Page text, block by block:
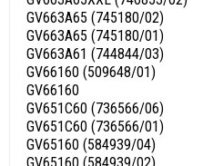
GV663A65 (745180/02)
GV663A65 (745180/01)
GV663A61 (744844/03)
GV66160 (509648/01)
GV66160
GV651C60 (736566/06)
GV651C60 (736566/01)
GV65160 (584939/04)
GV65160 (584939/02)